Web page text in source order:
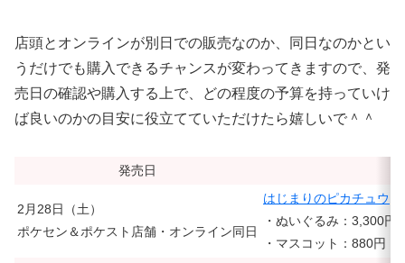
店頭とオンラインが別日での販売なのか、同日なのかとい
うだけでも購入できるチャンスが変わってきますので、発
売日の確認や購入する上で、どの程度の予算を持っていけ
ば良いのかの目安に役立てていただけたら嬉しいで＾＾
発売日
2月28日（土）
ポケセン＆ポケスト店舗・オンライン同日
はじまりのピカチュウ
・ぬいぐるみ：3,300円
・マスコット：880円